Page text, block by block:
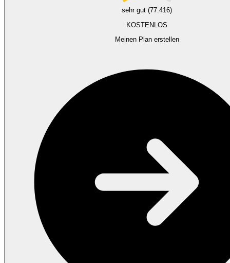
sehr gut (77.416)
KOSTENLOS
Meinen Plan erstellen